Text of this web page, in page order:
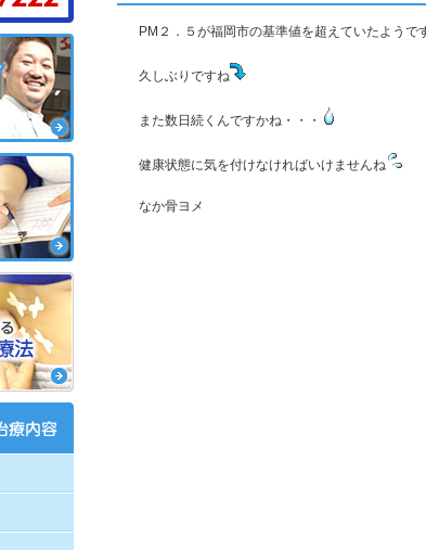
PM２．５が福岡市の基準値を超えていたようで
久しぶりですね
また数日続くんですかね・・・
健康状態に気を付けなければいけませんね
なか骨ヨメ